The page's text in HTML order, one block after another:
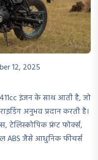
12, 2025
इंजन के साथ आती है, जो
अनुभव प्रदान करती है।
टेलिस्कोपिक फ्रंट फोर्क्स,
ABS जैसे आधुनिक फीचर्स